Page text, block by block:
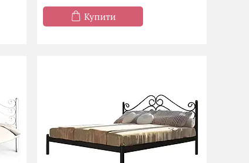
Купити